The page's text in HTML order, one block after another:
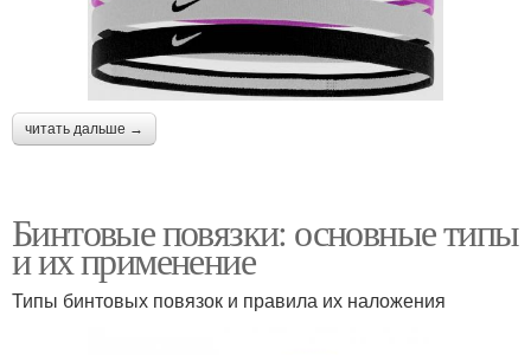
читать дальше →
Бинтовые повязки: основные типы
и их применение
Типы бинтовых повязок и правила их наложения